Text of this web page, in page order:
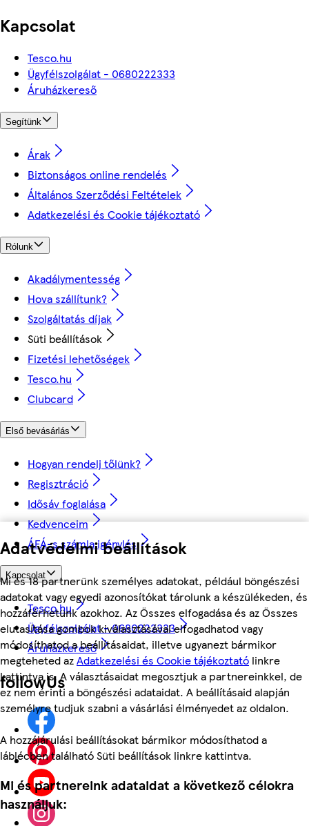
Adatvédelmi beállítások
Mi és 18 partnerünk személyes adatokat, például böngészési
adatokat vagy egyedi azonosítókat tárolunk a készülékeden, és
hozzáférhetünk azokhoz. Az Összes elfogadása és az Összes
elutasítása gombok kiválasztásával elfogadhatod vagy
módosíthatod a beállításaidat, illetve ugyanezt bármikor
megteheted azAdatkezelési és Cookie tájékoztató linkre
kattintva is. A választásaidat megosztjuk a partnereinkkel, de
ez nem érinti a böngészési adataidat. A beállításaid alapján
személyre tudjuk szabni a vásárlási élményedet az oldalon.
A hozzájárulási beállításokat bármikor módosíthatod a
láblécben található Süti beállítások linkre kattintva.
Mi és partnereink adataidat a következő célokra
használjuk:
Kapcsolat
Tesco.hu
Ügyfélszolgálat - 0680222333
Áruházkereső
Segítünk
Árak
Biztonságos online rendelés
Általános Szerződési Feltételek
Adatkezelési és Cookie tájékoztató
Rólunk
Akadálymentesség
Hova szállítunk?
Szolgáltatás díjak
Süti beállítások
Fizetési lehetőségek
Tesco.hu
Clubcard
Első bevásárlás
Hogyan rendelj tőlünk?
Regisztráció
Idősáv foglalása
Kedvenceim
ÁFÁ-s számla igénylés
Kapcsolat
Tesco.hu
Ügyfélszolgálat - 0680222333
Áruházkereső
followUs